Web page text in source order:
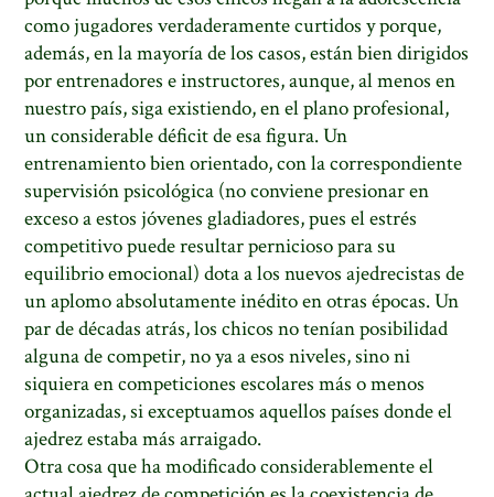
como jugadores verdaderamente curtidos y porque,
además, en la mayoría de los casos, están bien dirigidos
por entrenadores e instructores, aunque, al menos en
nuestro país, siga existiendo, en el plano profesional,
un considerable déficit de esa figura. Un
entrenamiento bien orientado, con la correspondiente
supervisión psicológica (no conviene presionar en
exceso a estos jóvenes gladiadores, pues el estrés
competitivo puede resultar pernicioso para su
equilibrio emocional) dota a los nuevos ajedrecistas de
un aplomo absolutamente inédito en otras épocas. Un
par de décadas atrás, los chicos no tenían posibilidad
alguna de competir, no ya a esos niveles, sino ni
siquiera en competiciones escolares más o menos
organizadas, si exceptuamos aquellos países donde el
ajedrez estaba más arraigado.
Otra cosa que ha modificado considerablemente el